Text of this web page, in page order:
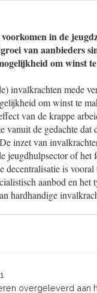
in de
van aanbieders
om winst
invalkrachten mede
om winst te
van de krappe
vanuit de gedachte
inzet van
jeugdhulpsector of het
decentralisatie is
aanbod en
hardhandige
overgeleverd aan